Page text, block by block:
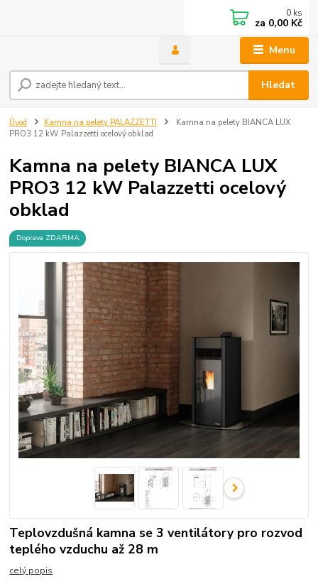
Menu
Hledat
0 ks
za 0,00 Kč
Úvod Kamna na pelety PALAZZETTI
Kamna na pelety BIANCA LUX
PRO3 12 kW Palazzetti ocelový obklad
Kamna na pelety BIANCA LUX
PRO3 12 kW Palazzetti ocelový
obklad
Doprava ZDARMA
Teplovzdušná kamna se 3 ventilátory pro rozvod
teplého vzduchu až 28 m
celý popis